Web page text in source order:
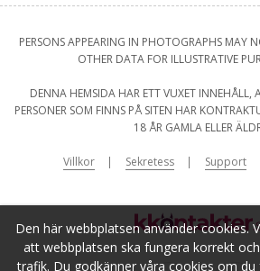
Den här webbplatsen använder cookies.
att webbplatsen ska fungera korrekt
trafik. Du godkänner våra cookies om
PERSONS APPEARING IN PHOTOGRAPHS MAY
OTHER DATA FOR ILLUSTRATIVE
DENNA HEMSIDA HAR ETT VUXET INNEHÅLL,
PERSONER SOM FINNS PÅ SITEN HAR
18 ÅR GAMLA ELLER
Villkor Sekretess Support